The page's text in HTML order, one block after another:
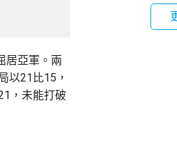
居亞軍。兩
以21比15，
，未能打破